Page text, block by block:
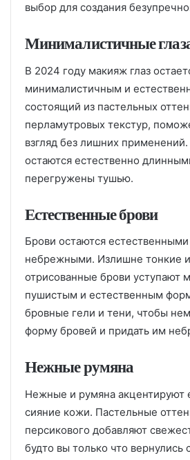
выбор для создания
Минималистичные
В 2024 году макияж глаз
минималистичным и
состоящий из пастельных
перламутровых текстур,
взгляд без лишних
остаются естественно
перегружены тушью.
Естественные брови
Брови остаются
небрежными. Излишне тонкие
отрисованные брови уступают
пушистым и естественным
бровные гели и тени, чтобы
форму бровей и придать им
Нежные румяна
Нежные и румяна акцентируют
сияние кожи. Пастельные
персикового добавляют
будто вы только что вернулись